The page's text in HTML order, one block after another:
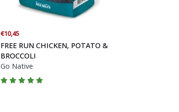
€10,45
FREE RUN CHICKEN, POTATO &
BROCCOLI
Go Native